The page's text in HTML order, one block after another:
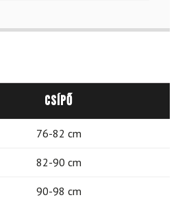
Csípő
76-82 cm
82-90 cm
90-98 cm